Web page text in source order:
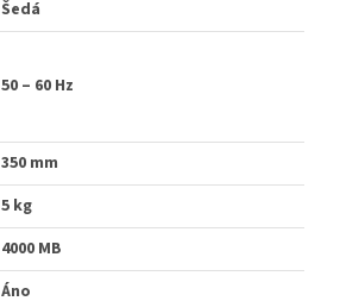
Šedá
50 – 60 Hz
350 mm
5 kg
4000 MB
Áno